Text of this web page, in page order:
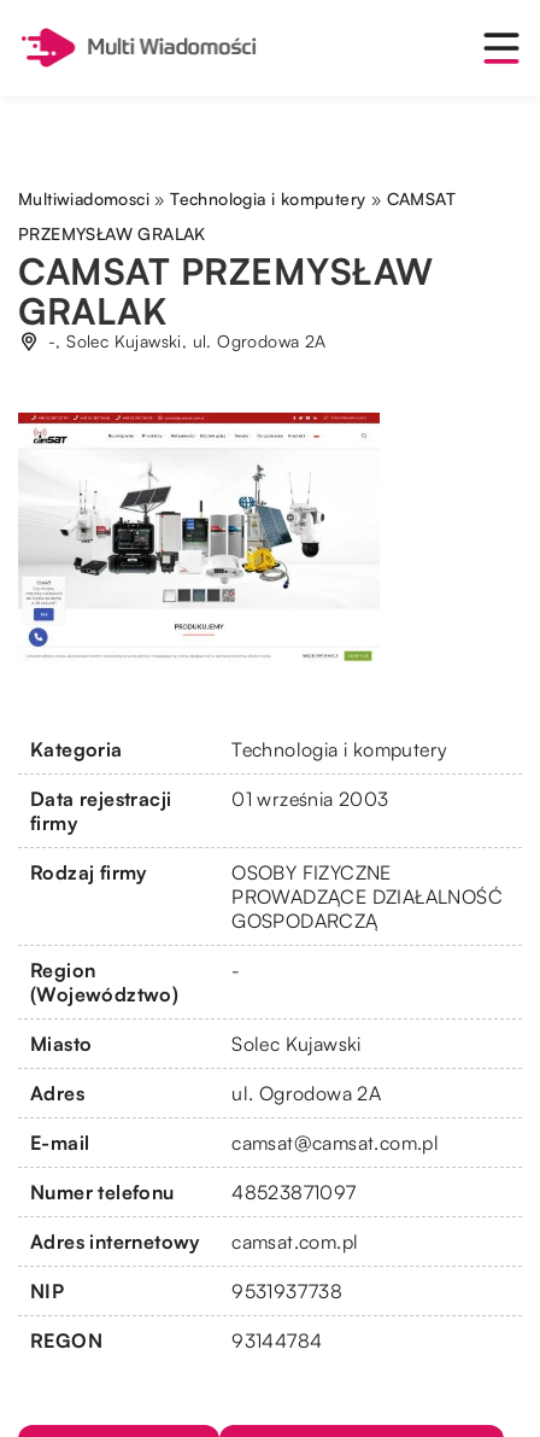
Multiwiadomosci »Technologia i komputery » CAMSAT
PRZEMYSŁAW GRALAK
CAMSAT PRZEMYSŁAW
GRALAK
-, Solec Kujawski, ul. Ogrodowa 2A
Kategoria Technologia i komputery
Data rejestracji
firmy
01 września 2003
Rodzaj firmy
OSOBY FIZYCZNE
PROWADZĄCE DZIAŁALNOŚĆ
GOSPODARCZĄ
Region
(Województwo)
-
Miasto Solec Kujawski
Adres ul. Ogrodowa 2A
E-mail camsat@camsat.com.pl
Numer telefonu 48523871097
Adres internetowy camsat.com.pl
NIP 9531937738
REGON 93144784